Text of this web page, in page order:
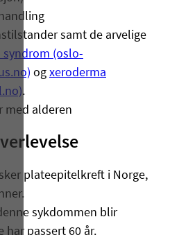
samt de arvelige
syndrom (oslo-
og xeroderma
.
med alderen
plateepitelkreft i Norge,
sykdommen blir
har passert 60 år.